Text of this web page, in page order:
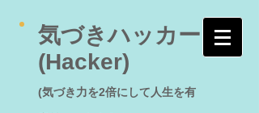
気づきハッカー
(Hacker)
(気づき力を2倍にして人生を有